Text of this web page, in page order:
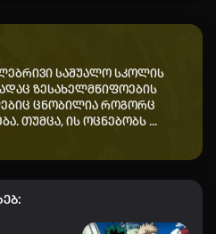
👤 Shisho +50 10:03
👤 Tarieli_678 +10
👤 Elisa +20
👤 Nika papava_277 +50 22:34
საშუალო სკოლის
ზესახელმწიფოების
ცნობილია როგორც
თუმცა, ის ოცნებობს ...